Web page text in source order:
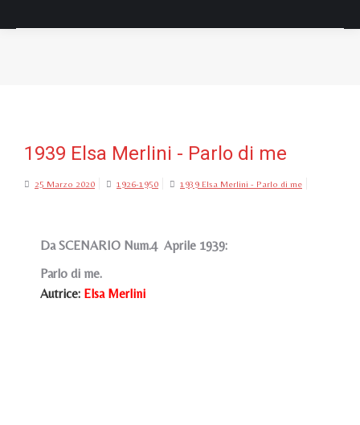
1939 Elsa Merlini - Parlo di me
25 Marzo 2020 1926-1950 1939 Elsa Merlini - Parlo di me
Da SCENARIO Num.4 Aprile 1939:
Parlo di me.
Autrice: Elsa Merlini